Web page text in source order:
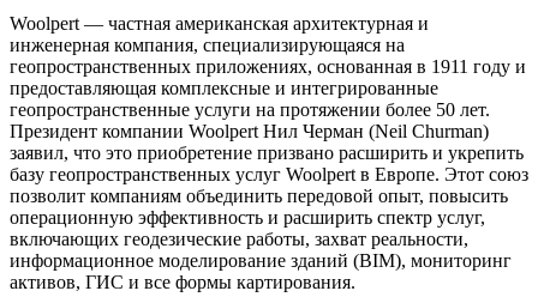
Woolpert — частная американская архитектурная и
инженерная компания, специализирующаяся на
геопространственных приложениях, основанная в 1911 году и
предоставляющая комплексные и интегрированные
геопространственные услуги на протяжении более 50 лет.
Президент компании Woolpert Нил Черман (Neil Churman)
заявил, что это приобретение призвано расширить и укрепить
базу геопространственных услуг Woolpert в Европе. Этот союз
позволит компаниям объединить передовой опыт, повысить
операционную эффективность и расширить спектр услуг,
включающих геодезические работы, захват реальности,
информационное моделирование зданий (BIM), мониторинг
активов, ГИС и все формы картирования.